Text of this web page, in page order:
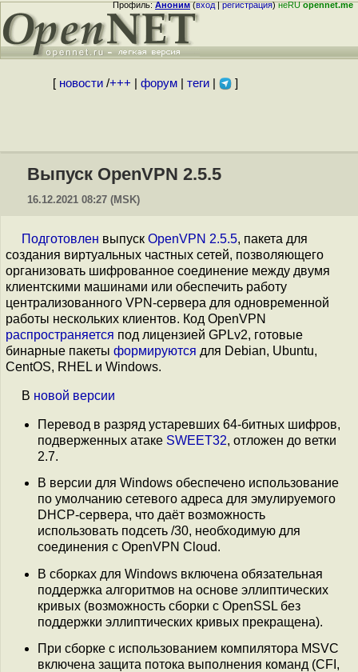
Профиль:Аноним(вход|регистрация)неRUopennet.me
[ новости/+++ форум| теги| ]
Выпуск OpenVPN 2.5.5
16.12.2021 08:27 (MSK)
Подготовлен выпуск OpenVPN 2.5.5, пакета для
создания виртуальных частных сетей, позволяющего
организовать шифрованное соединение между двумя
клиентскими машинами или обеспечить работу
централизованного VPN-сервера для одновременной
работы нескольких клиентов. Код OpenVPN
распространяется под лицензией GPLv2, готовые
бинарные пакеты формируются для Debian, Ubuntu,
CentOS, RHEL и Windows.
В новой версии
Перевод в разряд устаревших 64-битных шифров,
подверженных атаке SWEET32, отложен до ветки
2.7.
В версии для Windows обеспечено использование
по умолчанию сетевого адреса для эмулируемого
DHCP-сервера, что даёт возможность
использовать подсеть /30, необходимую для
соединения с OpenVPN Cloud.
В сборках для Windows включена обязательная
поддержка алгоритмов на основе эллиптических
кривых (возможность сборки с OpenSSL без
поддержки эллиптических кривых прекращена).
При сборке с использованием компилятора MSVC
включена защита потока выполнения команд (CFI,